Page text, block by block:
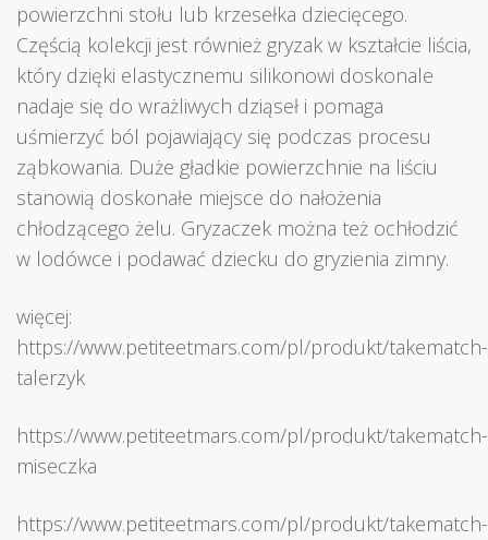
powierzchni stołu lub krzesełka dziecięcego.
Częścią kolekcji jest również gryzak w kształcie liścia,
który dzięki elastycznemu silikonowi doskonale
nadaje się do wrażliwych dziąseł i pomaga
uśmierzyć ból pojawiający się podczas procesu
ząbkowania. Duże gładkie powierzchnie na liściu
stanowią doskonałe miejsce do nałożenia
chłodzącego żelu. Gryzaczek można też ochłodzić
w lodówce i podawać dziecku do gryzienia zimny.
więcej:
https://www.petiteetmars.com/pl/produkt/takematch-
talerzyk
https://www.petiteetmars.com/pl/produkt/takematch-
miseczka
https://www.petiteetmars.com/pl/produkt/takematch-